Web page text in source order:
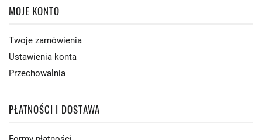
MOJE KONTO
Twoje zamówienia
Ustawienia konta
Przechowalnia
PŁATNOŚCI I DOSTAWA